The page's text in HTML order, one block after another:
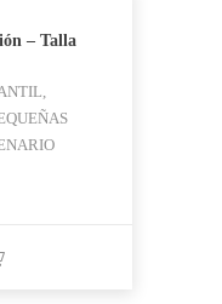
– Talla